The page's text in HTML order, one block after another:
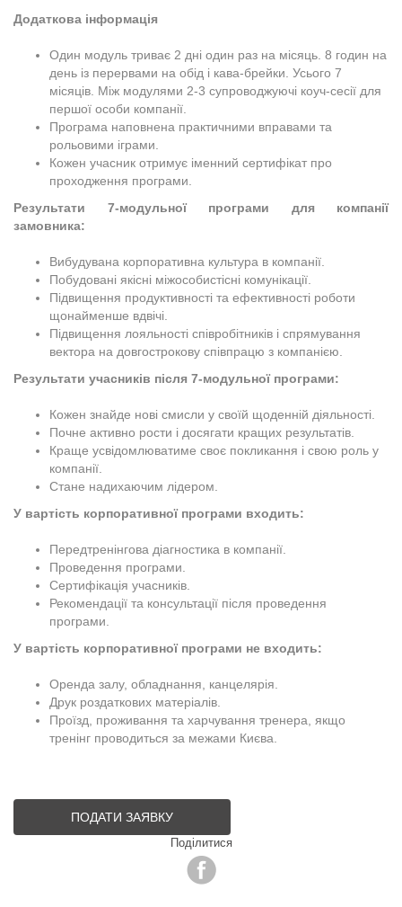
Додаткова інформація
Один модуль триває 2 дні один раз на місяць. 8 годин на
день із перервами на обід і кава-брейки. Усього 7
місяців. Між модулями 2-3 супроводжуючі коуч-сесії для
першої особи компанії.
Програма наповнена практичними вправами та
рольовими іграми.
Кожен учасник отримує іменний сертифікат про
проходження програми.
Результати 7-модульної програми для компанії
замовника:
Вибудувана корпоративна культура в компанії.
Побудовані якісні міжособистісні комунікації.
Підвищення продуктивності та ефективності роботи
щонайменше вдвічі.
Підвищення лояльності співробітників і спрямування
вектора на довгострокову співпрацю з компанією.
Результати учасників після 7-модульної програми:
Кожен знайде нові смисли у своїй щоденній діяльності.
Почне активно рости і досягати кращих результатів.
Краще усвідомлюватиме своє покликання і свою роль у
компанії.
Стане надихаючим лідером.
У вартість корпоративної програми входить:
Передтренінгова діагностика в компанії.
Проведення програми.
Сертифікація учасників.
Рекомендації та консультації після проведення
програми.
У вартість корпоративної програми не входить:
Оренда залу, обладнання, канцелярія.
Друк роздаткових матеріалів.
Проїзд, проживання та харчування тренера, якщо
тренінг проводиться за межами Києва.
ПОДАТИ ЗАЯВКУ
Поділитися